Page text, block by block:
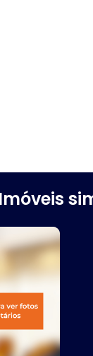
Imóveis